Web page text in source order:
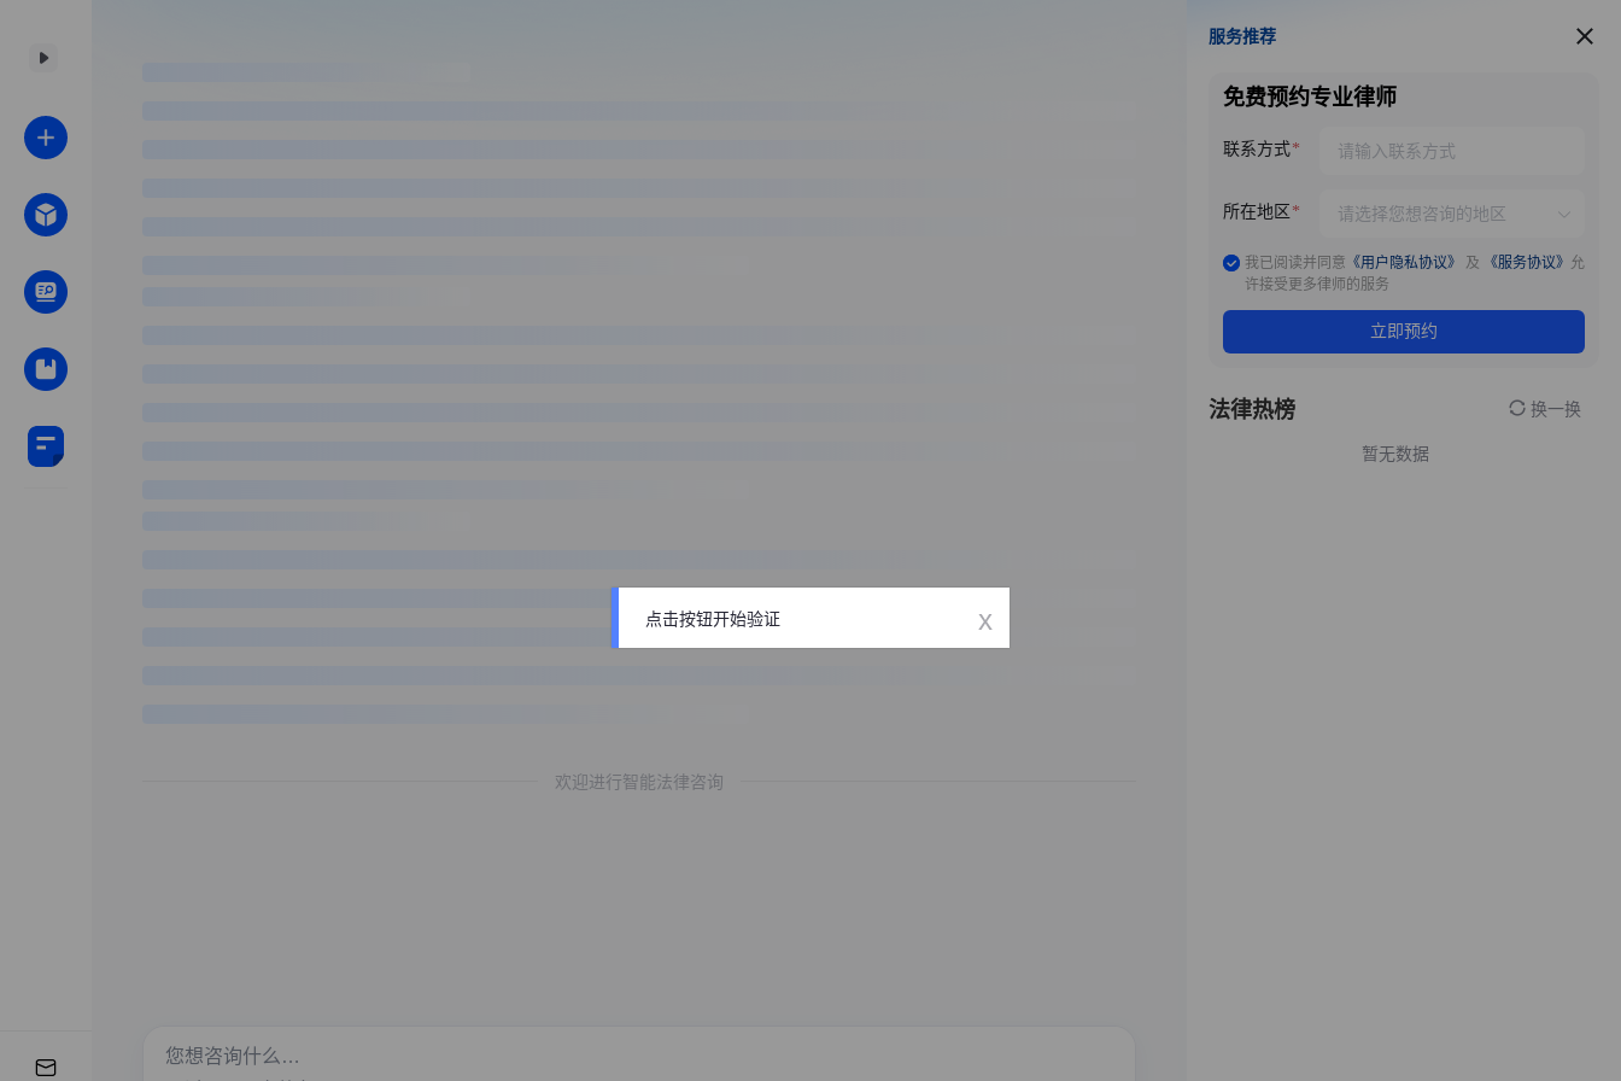
欢迎进行智能法律咨询
服务推荐
服务推荐
免费预约专业律师
联系方式
所在地区
我已阅读并同意 《用户隐私协议》 及 《服务协议》 允
许接受更多律师的服务
立即预约
法律热榜 换一换
暂无数据
点击按钮开始验证 x